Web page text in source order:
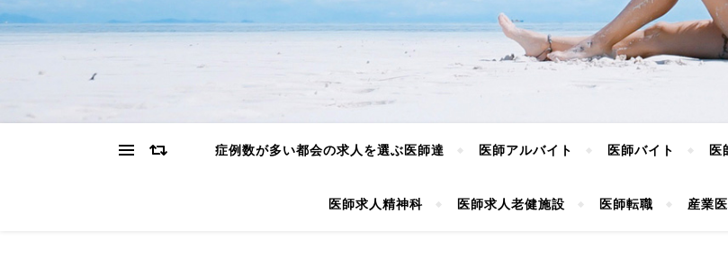
症例数が多い都会の求人を選ぶ医師達 医師アルバイト 医師バイト 医
医師求人精神科 医師求人老健施設 医師転職 産業